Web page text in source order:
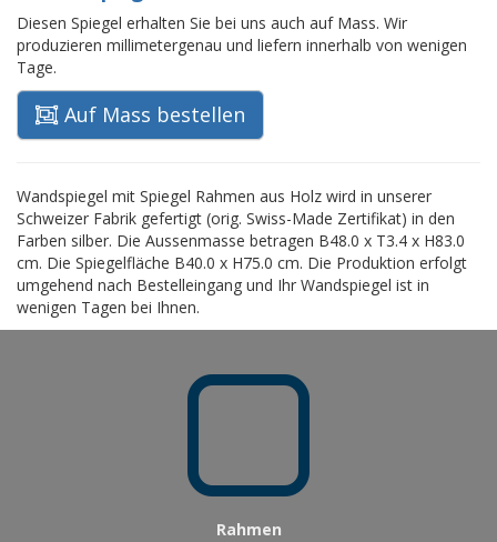
Diesen Spiegel erhalten Sie bei uns auch auf Mass. Wir
produzieren millimetergenau und liefern innerhalb von wenigen
Tage.
Auf Mass bestellen
Wandspiegel mit Spiegel Rahmen aus Holz wird in unserer
Schweizer Fabrik gefertigt (orig. Swiss-Made Zertifikat) in den
Farben silber. Die Aussenmasse betragen B48.0 x T3.4 x H83.0
cm. Die Spiegelfläche B40.0 x H75.0 cm. Die Produktion erfolgt
umgehend nach Bestelleingang und Ihr Wandspiegel ist in
wenigen Tagen bei Ihnen.
Rahmen